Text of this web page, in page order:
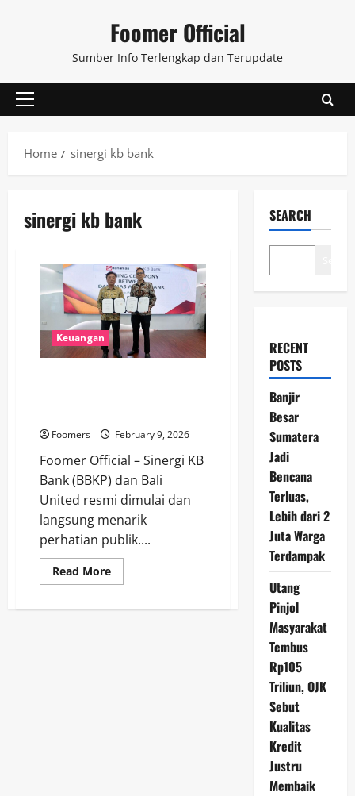
Foomer Official
Sumber Info Terlengkap dan Terupdate
Primary
Home
sinergi kb bank
sinergi kb bank
Keuangan
Foomers February 9, 2026
Foomer Official – Sinergi KB
Bank (BBKP) dan Bali
United resmi dimulai dan
langsung menarik
perhatian publik....
Read MoreRead
more
KB
SEARCH
RECENT
POSTS
Banjir
Besar
Sumatera
Jadi
Bencana
Terluas,
Lebih dari 2
Juta Warga
Terdampak
Utang
Pinjol
Masyarakat
Tembus
Rp105
Triliun, OJK
Sebut
Kualitas
Kredit
Justru
Membaik